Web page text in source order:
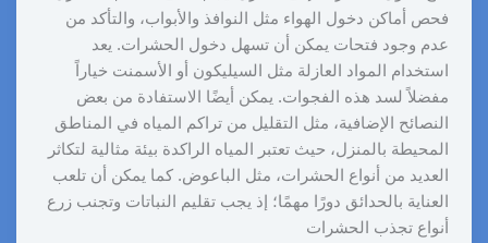
فحص أماكن دخول الهواء مثل النوافذ والأبواب، والتأكد من
عدم وجود فتحات يمكن أن تسهل دخول الحشرات. يعد
استخدام المواد العازلة مثل السيليكون أو الأسمنت خياراً
مفضلاً لسد هذه الفجوات. يمكن أيضًا الاستفادة من بعض
النصائح الإضافية، مثل التقليل من تراكم المياه في المناطق
المحيطة بالمنزل، حيث تعتبر المياه الراكدة بيئة مثالية لتكاثر
العديد من أنواع الحشرات، مثل الباعوض. كما يمكن أن تلعب
العناية بالحدائق دورًا مهمًا؛ إذ يجب تقليم النباتات وتجنب زرع
أنواع تجذب الحشرات